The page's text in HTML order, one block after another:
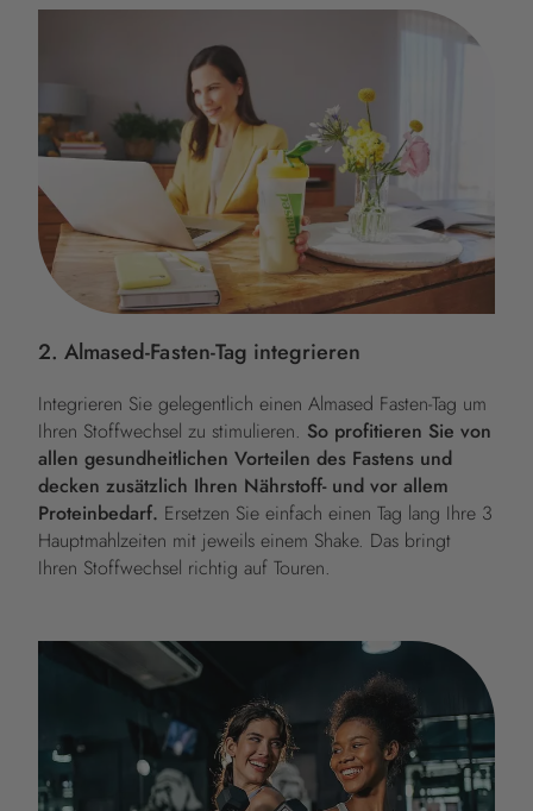
2. Almased-Fasten-Tag integrieren
Integrieren Sie gelegentlich einen Almased Fasten-Tag um
Ihren Stoffwechsel zu stimulieren. So profitieren Sie von
allen gesundheitlichen Vorteilen des Fastens und
decken zusätzlich Ihren Nährstoff- und vor allem
Proteinbedarf. Ersetzen Sie einfach einen Tag lang Ihre 3
Hauptmahlzeiten mit jeweils einem Shake. Das bringt
Ihren Stoffwechsel richtig auf Touren.